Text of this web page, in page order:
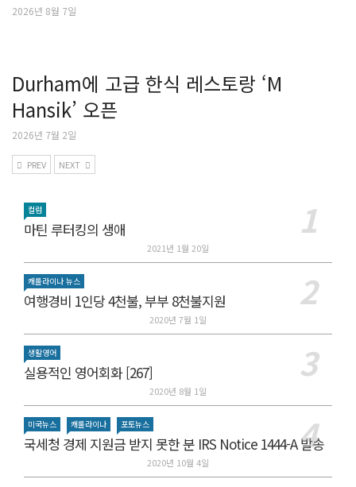
2026년 8월 7일
Durham에 고급 한식 레스토랑 ‘M
Hansik’ 오픈
2026년 7월 2일
PREV NEXT
컬럼
마틴 루터킹의 생애
2021년 1월 20일
캐롤라이나 뉴스
여행경비 1인당 4천불, 부부 8천불지원
2020년 7월 1일
생활영어
실용적인 영어회화 [267]
2020년 8월 1일
미국뉴스 캐롤라이나 포토뉴스
국세청 경제 지원금 받지 못한 분 IRS Notice 1444-A 발송
2020년 10월 4일